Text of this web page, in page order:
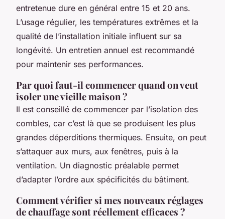
entretenue dure en général entre 15 et 20 ans.
L’usage régulier, les températures extrêmes et la
qualité de l’installation initiale influent sur sa
longévité. Un entretien annuel est recommandé
pour maintenir ses performances.
Par quoi faut-il commencer quand on veut
isoler une vieille maison ?
Il est conseillé de commencer par l’isolation des
combles, car c’est là que se produisent les plus
grandes déperditions thermiques. Ensuite, on peut
s’attaquer aux murs, aux fenêtres, puis à la
ventilation. Un diagnostic préalable permet
d’adapter l’ordre aux spécificités du bâtiment.
Comment vérifier si mes nouveaux réglages
de chauffage sont réellement efficaces ?